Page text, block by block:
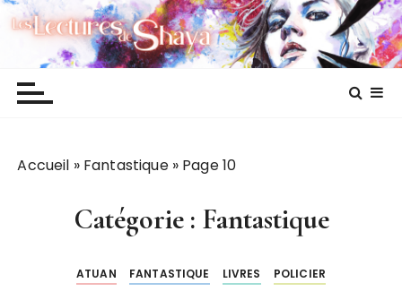
P
Les lectures de Shaya
Accueil » Fantastique» Page 10
Catégorie : Fantastique
ATUAN FANTASTIQUE LIVRES POLICIER